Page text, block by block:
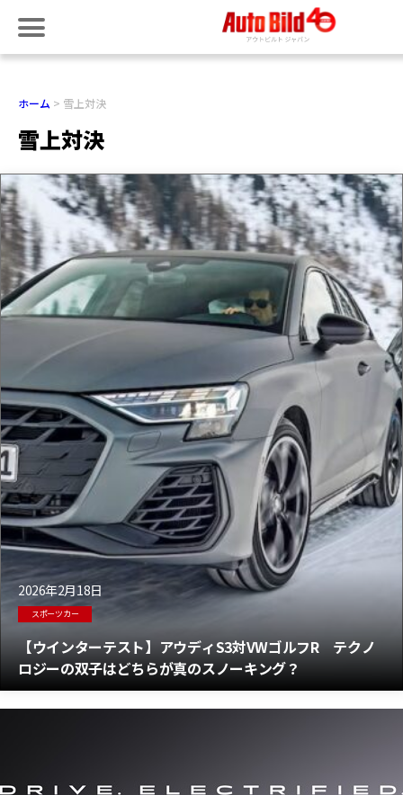
ホーム 雪上対決
雪上対決
2026年2月18日
スポーツカー
【ウインターテスト】アウディS3対VWゴルフR テクノ
ロジーの双子はどちらが真のスノーキング？